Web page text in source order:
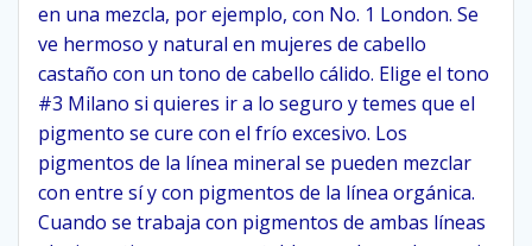
en una mezcla, por ejemplo, con No. 1 London. Se
ve hermoso y natural en mujeres de cabello
castaño con un tono de cabello cálido. Elige el tono
#3 Milano si quieres ir a lo seguro y temes que el
pigmento se cure con el frío excesivo. Los
pigmentos de la línea mineral se pueden mezclar
con entre sí y con pigmentos de la línea orgánica.
Cuando se trabaja con pigmentos de ambas líneas